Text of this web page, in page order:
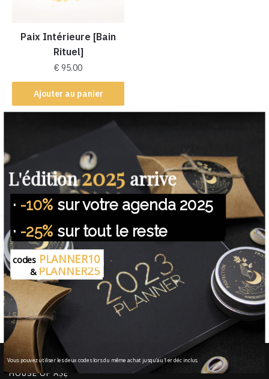
Paix Intérieure [Bain
Rituel]
€ 95.00
Ajouter au panier
Voici le seul résultat
Livraison offerte
Dès €45 d'achat
Fait main lors d’un rituel
Chaque produit est béni à la main
100% Sécurisé
PayPal / CB / Visa / MasterCard
HOUSE OF ÀṢẸ
L'édition2025 arrive
· -10% sur votre agenda 2025
· -25% sur tout le reste
codes PLANNER10
& PLANNER25
Vous pouvez utiliser les deux codes lors du même achat jusqu'au 1er déc inclus.